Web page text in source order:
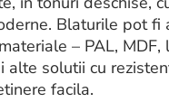
Blaturile pot fi
– PAL, MDF,
alte solutii cu
facila.